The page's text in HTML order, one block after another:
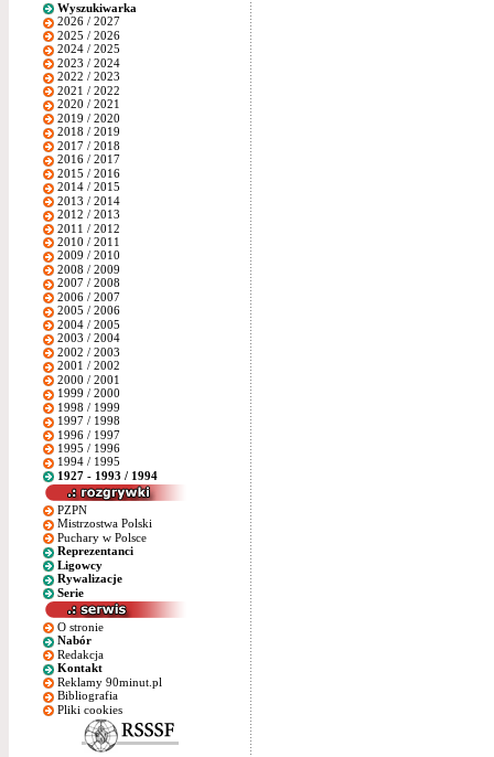
Wyszukiwarka
2026 / 2027
2025 / 2026
2024 / 2025
2023 / 2024
2022 / 2023
2021 / 2022
2020 / 2021
2019 / 2020
2018 / 2019
2017 / 2018
2016 / 2017
2015 / 2016
2014 / 2015
2013 / 2014
2012 / 2013
2011 / 2012
2010 / 2011
2009 / 2010
2008 / 2009
2007 / 2008
2006 / 2007
2005 / 2006
2004 / 2005
2003 / 2004
2002 / 2003
2001 / 2002
2000 / 2001
1999 / 2000
1998 / 1999
1997 / 1998
1996 / 1997
1995 / 1996
1994 / 1995
1927 - 1993 / 1994
PZPN
Mistrzostwa Polski
Puchary w Polsce
Reprezentanci
Ligowcy
Rywalizacje
Serie
O stronie
Nabór
Redakcja
Kontakt
Reklamy 90minut.pl
Bibliografia
Pliki cookies